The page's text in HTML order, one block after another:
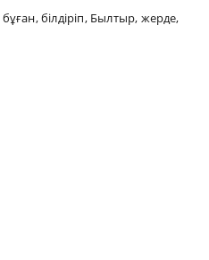
бұған,білдіріп, Былтыр, жерде,